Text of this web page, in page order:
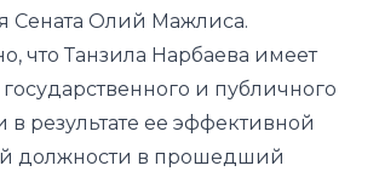
Сената Олий Мажлиса.
что Танзила Нарбаева имеет
и публичного
в результате ее эффективной
должности в прошедший